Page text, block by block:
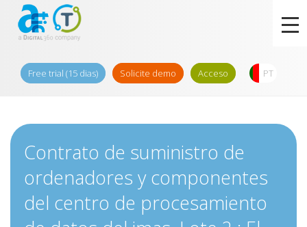
Free trial (15 dias) Solicite demo Acceso PT
Contrato de suministro de
ordenadores y componentes
del centro de procesamiento